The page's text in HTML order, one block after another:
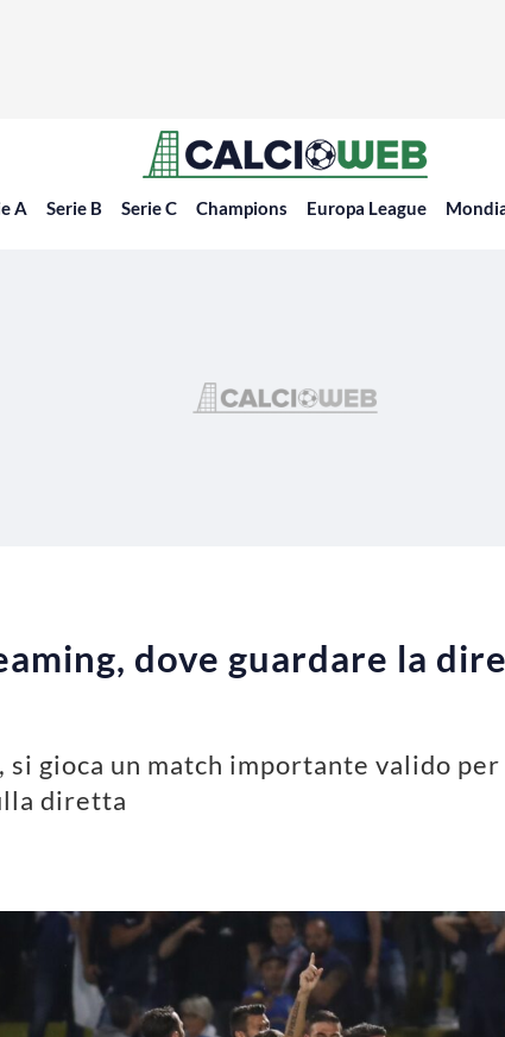
A Serie B Serie C Champions Europa League
dove guardare la
gioca un match importante valido
diretta